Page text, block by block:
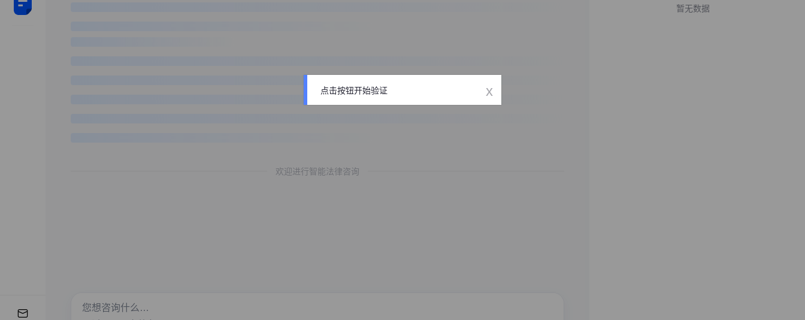
欢迎进行智能法律咨询
暂无数据
点击按钮开始验证 x